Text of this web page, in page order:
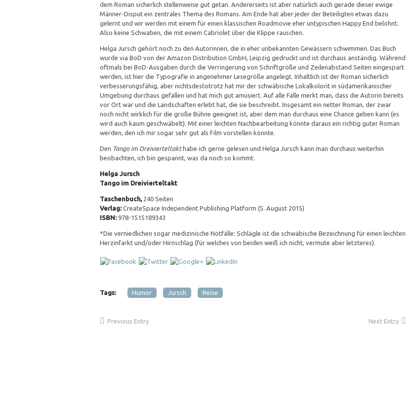
dem Roman sicherlich stellenweise gut getan. Andererseits ist aber natürlich auch gerade dieser ewige
Männer-Disput ein zentrales Thema des Romans. Am Ende hat aber jeder der Beteiligten etwas dazu
gelernt und wir werden mit einem für einen klassischen Roadmovie eher untypischen Happy End belohnt.
Also keine Schwaben, die mit einem Cabriolet über die Klippe rauschen.
Helga Jursch gehört noch zu den Autorinnen, die in eher unbekannten Gewässern schwimmen. Das Buch
wurde via BoD von der Amazon Distribution GmbH, Leipzig gedruckt und ist durchaus anständig. Während
oftmals bei BoD-Ausgaben durch die Verringerung von Schriftgröße und Zeilenabstand Seiten eingespart
werden, ist hier die Typografie in angenehmer Lesegröße angelegt. Inhaltlich ist der Roman sicherlich
verbesserungsfähig, aber nichtsdestotrotz hat mir der schwäbische Lokalkolorit in südamerikanischer
Umgebung durchaus gefallen und hat mich gut amüsiert. Auf alle Fälle merkt man, dass die Autorin bereits
vor Ort war und die Landschaften erlebt hat, die sie beschreibt. Insgesamt ein netter Roman, der zwar
noch nicht wirklich für die große Bühne geeignet ist, aber dem man durchaus eine Chance geben kann (es
wird auch kaum geschwäbelt). Mit einer leichten Nachbearbeitung könnte daraus ein richtig guter Roman
werden, den ich mir sogar sehr gut als Film vorstellen könnte.
Den Tango im Dreivierteltakthabe ich gerne gelesen und Helga Jursch kann man durchaus weiterhin
beobachten, ich bin gespannt, was da noch so kommt.
Helga Jursch
Tango im Dreivierteltakt
Taschenbuch, 240 Seiten
Verlag: CreateSpace Independent Publishing Platform (5. August 2015)
ISBN: 978-1515189343
*Die verniedlichen sogar medizinische Notfälle: Schlägle ist die schwäbische Bezeichnung für einen leichten
Herzinfarkt und/oder Hirnschlag (für welches von beiden weiß ich nicht, vermute aber letzteres).
Tags: Humor Jursch Reise
Previous Entry Next Entry